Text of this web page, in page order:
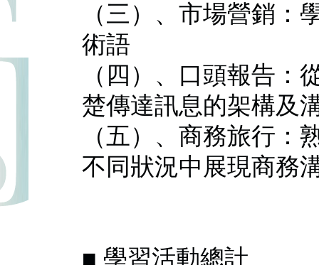
（三）、市場營銷：
術語
（四）、口頭報告：
楚傳達訊息的架構及
（五）、商務旅行：
不同狀況中展現商務
■ 學習活動總計